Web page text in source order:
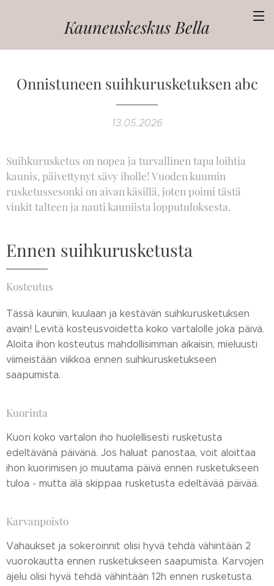
Kauneuskeskus Bella
Onnistuneen suihkurusketuksen abc
13.05.2026
Suihkurusketus on nopea ja turvallinen tapa loihtia
kaunis, päivettynyt sävy iholle! Vuoden kuumin
rusketussesonki on aivan käsillä, joten poimi tästä
vinkit talteen ja nauti kauniista lopputuloksesta.
Ennen suihkurusketusta
Kosteutus
Tässä kauniin, kuulaan ja kestävän suihkurusketuksen
avain! Levitä kosteusvoidetta koko vartalolle joka päivä.
Aloita ihon kosteutus mahdollisimman aikaisin, mieluusti
viimeistään viikkoa ennen suihkurusketukseen
saapumista.
Kuorinta
Kuori koko vartalon iho huolellisesti rusketusta
edeltävänä päivänä. Jos haluat panostaa, voit aloittaa
ihon kuorimisen jo muutama päivä ennen rusketukseen
tuloa - mutta älä skippaa rusketusta edeltävää päivää.
Karvanpoisto
Vahaukset ja sokeroinnit olisi hyvä tehdä vähintään 2
vuorokautta ennen rusketukseen saapumista. Karvojen
ajelu olisi hyvä tehdä vähintään 12h ennen rusketusta.